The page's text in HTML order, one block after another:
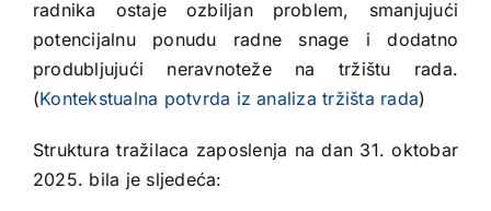
radnika ostaje ozbiljan problem, smanjujući
potencijalnu ponudu radne snage i dodatno
produbljujući neravnoteže na tržištu rada.
(Kontekstualna potvrda iz analiza tržišta rada)
Struktura tražilaca zaposlenja na dan 31. oktobar
2025. bila je sljedeća: